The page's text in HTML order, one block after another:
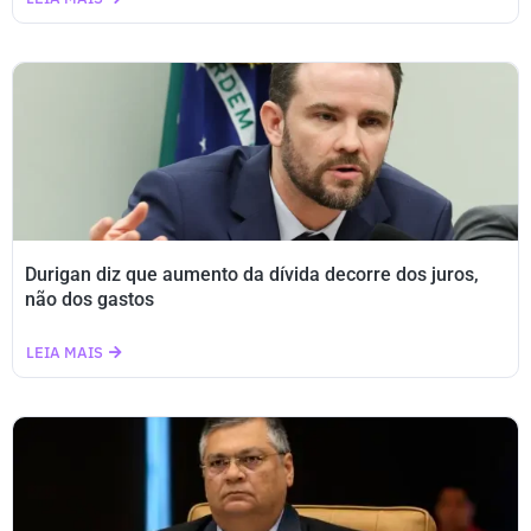
Durigan diz que aumento da dívida decorre dos juros,
não dos gastos
LEIA MAIS